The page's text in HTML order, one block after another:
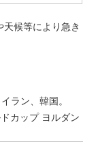
候等により急き
ラン、韓国。
カップ ヨルダン